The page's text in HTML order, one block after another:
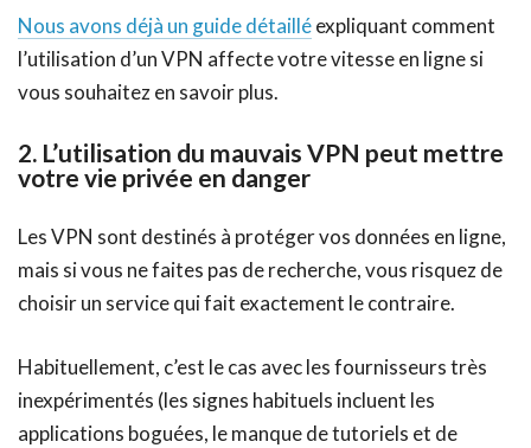
Nous avons déjà un guide détailléexpliquant comment
l’utilisation d’un VPN affecte votre vitesse en ligne si
vous souhaitez en savoir plus.
2. L’utilisation du mauvais VPN peut mettre
votre vie privée en danger
Les VPN sont destinés à protéger vos données en ligne,
mais si vous ne faites pas de recherche, vous risquez de
choisir un service qui fait exactement le contraire.
Habituellement, c’est le cas avec les fournisseurs très
inexpérimentés (les signes habituels incluent les
applications boguées, le manque de tutoriels et de